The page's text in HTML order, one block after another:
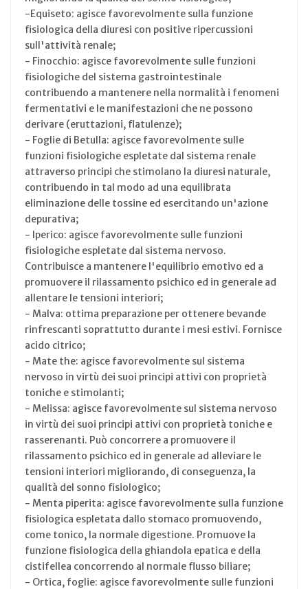
-Equiseto: agisce favorevolmente sulla funzione
fisiologica della diuresi con positive ripercussioni
sull'attività renale;
- Finocchio: agisce favorevolmente sulle funzioni
fisiologiche del sistema gastrointestinale
contribuendo a mantenere nella normalità i fenomeni
fermentativi e le manifestazioni che ne possono
derivare (eruttazioni, flatulenze);
- Foglie di Betulla: agisce favorevolmente sulle
funzioni fisiologiche espletate dal sistema renale
attraverso principi che stimolano la diuresi naturale,
contribuendo in tal modo ad una equilibrata
eliminazione delle tossine ed esercitando un'azione
depurativa;
- Iperico: agisce favorevolmente sulle funzioni
fisiologiche espletate dal sistema nervoso.
Contribuisce a mantenere l'equilibrio emotivo ed a
promuovere il rilassamento psichico ed in generale ad
allentare le tensioni interiori;
- Malva: ottima preparazione per ottenere bevande
rinfrescanti soprattutto durante i mesi estivi. Fornisce
acido citrico;
- Mate the: agisce favorevolmente sul sistema
nervoso in virtù dei suoi principi attivi con proprietà
toniche e stimolanti;
- Melissa: agisce favorevolmente sul sistema nervoso
in virtù dei suoi principi attivi con proprietà toniche e
rasserenanti. Può concorrere a promuovere il
rilassamento psichico ed in generale ad alleviare le
tensioni interiori migliorando, di conseguenza, la
qualità del sonno fisiologico;
- Menta piperita: agisce favorevolmente sulla funzione
fisiologica espletata dallo stomaco promuovendo,
come tonico, la normale digestione. Promuove la
funzione fisiologica della ghiandola epatica e della
cistifellea concorrendo al normale flusso biliare;
- Ortica, foglie: agisce favorevolmente sulle funzioni